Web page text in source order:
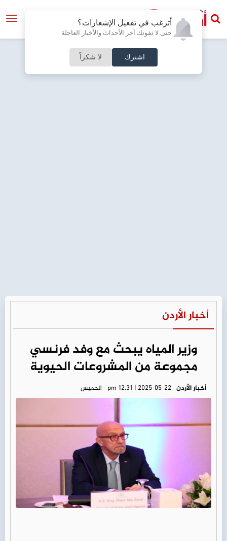
أترغب في تفعيل الإشعارات؟
حتى لا تفوتك آخر الأحداث والأخبار العاجلة
اشترك لا شكراً
أخبار الأردن
وزير المياه يبحث مع وفد فرنسي
مجموعة من المشروعات الحيوية
أخبار الأردن pm 12:31 | 2025-05-22 - الخميس